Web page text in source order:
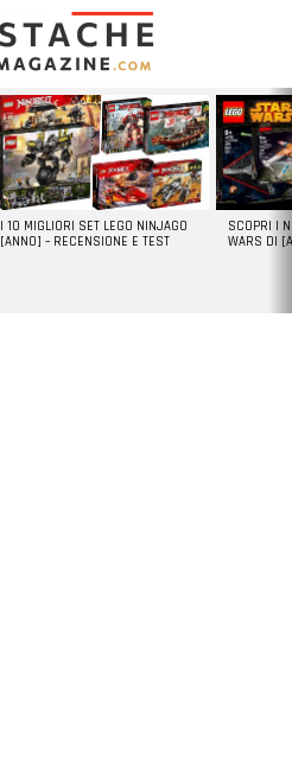
I 10 MIGLIORI SET LEGO NINJAGO
[ANNO] – RECENSIONE E TEST
SCOPRI I
WARS DI